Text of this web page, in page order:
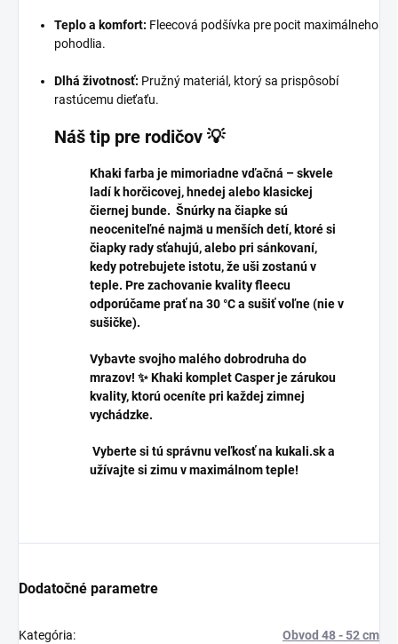
Teplo a komfort: Fleecová podšívka pre pocit maximálneho
pohodlia.
Dlhá životnosť: Pružný materiál, ktorý sa prispôsobí
rastúcemu dieťaťu.
Náš tip pre rodičov 💡
Khaki farba je mimoriadne vďačná – skvele
ladí k horčicovej, hnedej alebo klasickej
čiernej bunde. Šnúrky na čiapke sú
neoceniteľné najmä u menších detí, ktoré si
čiapky rady sťahujú, alebo pri sánkovaní,
kedy potrebujete istotu, že uši zostanú v
teple. Pre zachovanie kvality fleecu
odporúčame prať na 30 °C a sušiť voľne (nie v
sušičke).
Vybavte svojho malého dobrodruha do
mrazov! ✨ Khaki komplet Casper je zárukou
kvality, ktorú oceníte pri každej zimnej
vychádzke.
Vyberte si tú správnu veľkosť na kukali.sk a
užívajte si zimu v maximálnom teple!
Dodatočné parametre
Kategória: Obvod 48 - 52 cm